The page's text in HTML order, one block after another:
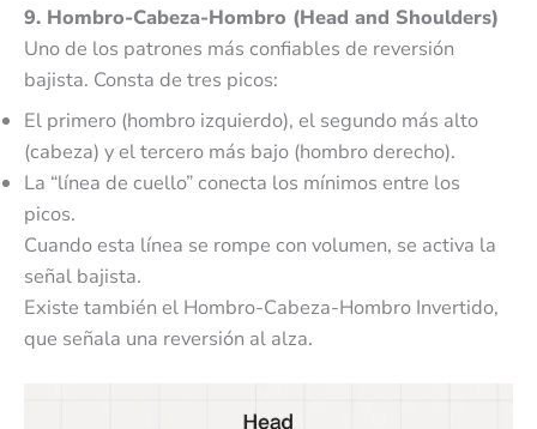
9. Hombro-Cabeza-Hombro (Head and Shoulders)
Uno de los patrones más confiables de reversión
bajista. Consta de tres picos:
El primero (hombro izquierdo), el segundo más alto
(cabeza) y el tercero más bajo (hombro derecho).
La “línea de cuello” conecta los mínimos entre los
picos.
Cuando esta línea se rompe con volumen, se activa la
señal bajista.
Existe también el Hombro-Cabeza-Hombro Invertido,
que señala una reversión al alza.